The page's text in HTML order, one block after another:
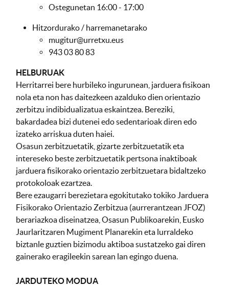
Ostegunetan 16:00 - 17:00
Hitzordurako / harremanetarako
mugitur@urretxu.eus
943 03 80 83
HELBURUAK
Herritarrei bere hurbileko ingurunean, jarduera fisikoan
nola eta non has daitezkeen azalduko dien orientazio
zerbitzu indibidualizatua eskaintzea. Bereziki,
bakardadea bizi dutenei edo sedentarioak diren edo
izateko arriskua duten haiei.
Osasun zerbitzuetatik, gizarte zerbitzuetatik eta
intereseko beste zerbitzuetatik pertsona inaktiboak
jarduera fisikorako orientazio zerbitzuetara bidaltzeko
protokoloak ezartzea.
Bere ezaugarri berezietara egokitutako tokiko Jarduera
Fisikorako Orientazio Zerbitzua (aurrerantzean JFOZ)
berariazkoa diseinatzea, Osasun Publikoarekin, Eusko
Jaurlaritzaren Mugiment Planarekin eta lurraldeko
biztanle guztien bizimodu aktiboa sustatzeko gai diren
gainerako eragileekin sarean lan egingo duena.
JARDUTEKO MODUA